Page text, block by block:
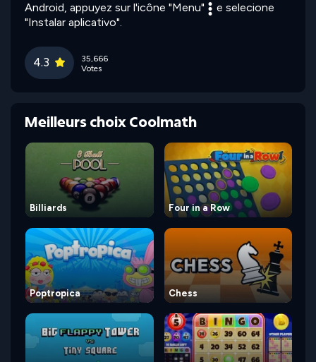
Android, appuyez sur l'icône "Menu"
e selecione
"Instalar aplicativo".
4.3
35,666
Votes
Meilleurs choix Coolmath
Billiards Four in a Row
Poptropica Chess